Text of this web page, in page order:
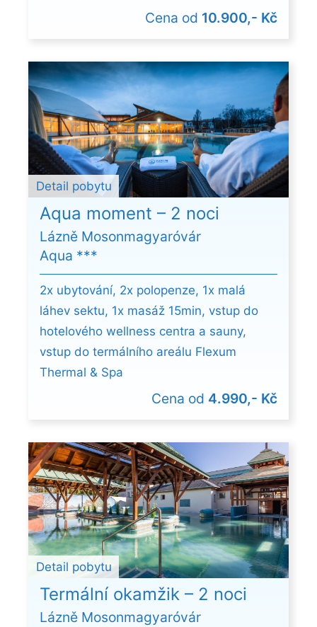
Cena od 10.900,- Kč
Aqua moment – 2 noci
Lázně Mosonmagyaróvár
Aqua ***
2x ubytování, 2x polopenze, 1x malá
láhev sektu, 1x masáž 15min, vstup do
hotelového wellness centra a sauny,
vstup do termálního areálu Flexum
Thermal & Spa
Cena od 4.990,- Kč
Detail pobytu
Termální okamžik – 2 noci
Lázně Mosonmagyaróvár
Detail pobytu